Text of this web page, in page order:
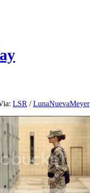
LSR /LunaNuevaMeyer